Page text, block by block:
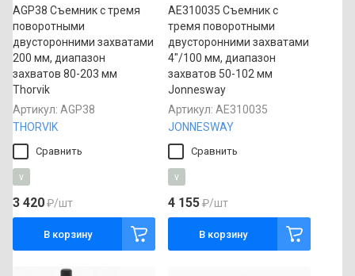
AGP38 Съемник с тремя
поворотными
двусторонними захватами
200 мм, диапазон
захватов 80-203 мм
Thorvik
Артикул: AGP38
THORVIK
Сравнить
v
3 420₽/шт
В корзину
AE310035 Съемник с
тремя поворотными
двусторонними захватами
4"/100 мм, диапазон
захватов 50-102 мм
Jonnesway
Артикул: AE310035
JONNESWAY
Сравнить
v
4 155₽/шт
В корзину